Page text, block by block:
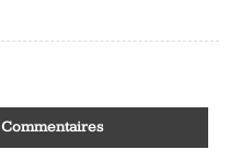
Commentaires